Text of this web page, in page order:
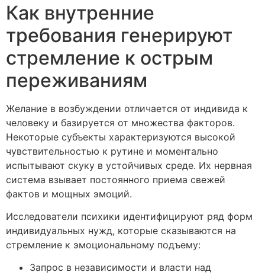
Как внутренние
требования генерируют
стремление к острым
переживаниям
Желание в возбуждении отличается от индивида к
человеку и базируется от множества факторов.
Некоторые субъекты характеризуются высокой
чувствительностью к рутине и моментально
испытывают скуку в устойчивых среде. Их нервная
система взывает постоянного приема свежей
фактов и мощных эмоций.
Исследователи психики идентифицируют ряд форм
индивидуальных нужд, которые сказываются на
стремление к эмоциональному подъему:
Запрос в независимости и власти над